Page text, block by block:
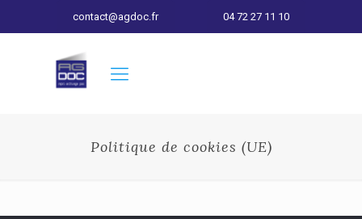
contact@agdoc.fr 04 72 27 11 10
Politique de cookies (UE)